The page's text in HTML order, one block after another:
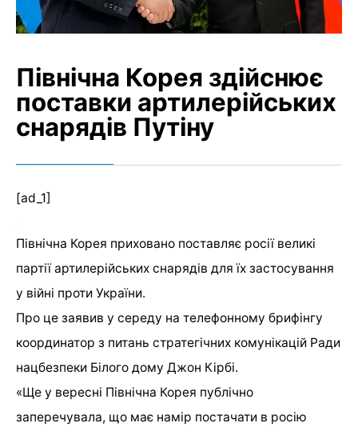
Північна Корея здійснює
поставки артилерійських
снарядів Путіну
[ad_1]
Північна Корея приховано поставляє росії великі
партії артилерійських снарядів для їх застосування
у війні проти України.
Про це заявив у середу на телефонному брифінгу
координатор з питань стратегічних комунікацій Ради
нацбезпеки Білого дому Джон Кірбі.
«Ще у вересні Північна Корея публічно
заперечувала, що має намір постачати в росію